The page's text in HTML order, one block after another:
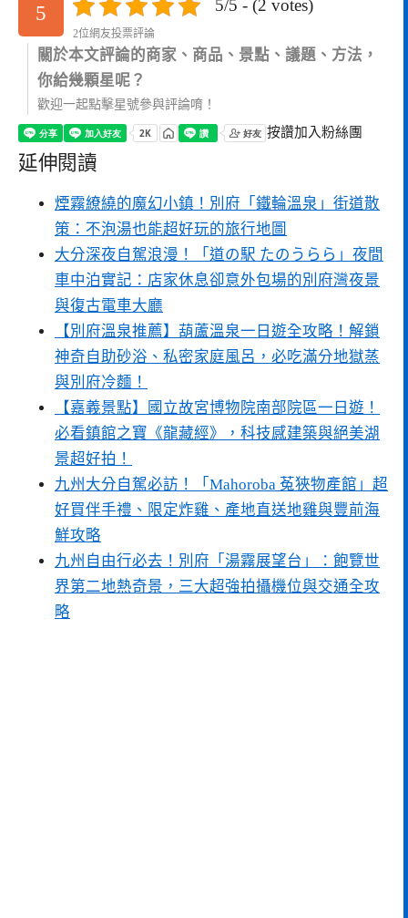
5 5/5 - (2 votes)
2位網友投票評論
關於本文評論的商家、商品、景點、議題、方法，
你給幾顆星呢？
歡迎一起點擊星號參與評論唷！
按讚加入粉絲團
延伸閱讀
煙霧繚繞的魔幻小鎮！別府「鐵輪溫泉」街道散
策：不泡湯也能超好玩的旅行地圖
大分深夜自駕浪漫！「道の駅 たのうらら」夜間
車中泊實記：店家休息卻意外包場的別府灣夜景
與復古電車大廳
【別府溫泉推薦】葫蘆溫泉一日遊全攻略！解鎖
神奇自助砂浴、私密家庭風呂，必吃滿分地獄蒸
與別府冷麵！
【嘉義景點】國立故宮博物院南部院區一日遊！
必看鎮館之寶《龍藏經》，科技感建築與絕美湖
景超好拍！
九州大分自駕必訪！「Mahoroba 菟狹物產館」超
好買伴手禮、限定炸雞、產地直送地雞與豐前海
鮮攻略
九州自由行必去！別府「湯霧展望台」：飽覽世
界第二地熱奇景，三大超強拍攝機位與交通全攻
略